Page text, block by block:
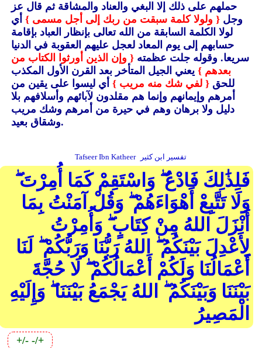
حملهم على ذلك إلا البغي والعناد والمشاقة ثم قال عز
وجل { ولولا كلمة سبقت من ربك إلى أجل مسمى }أي
لولا الكلمة السابقة من الله تعالى بإنظار العباد بإقامة
حسابهم إلى يوم المعاد لعجل عليهم العقوبة في الدنيا
سريعا.وقوله جلت عظمته { وإن الذين أورثوا الكتاب من
بعدهم }يعني الجيل المتأخر بعد القرن الأول المكذب
للحق { لفي شك منه مريب }أي ليسوا على يقين من
أمرهم وإيمانهم وإنما هم مقلدون لآبائهم وأسلافهم بلا
دليل ولا برهان وهم في حيرة من أمرهم وشك مريب
وشقاق بعيد.
Tafseer Ibn Katheer تفسير ابن كثير
فَلِذَٰلِكَ فَادْعُ ۖ وَاسْتَقِمْ كَمَا أُمِرْتَ ۖ
وَلَا تَتَّبِعْ أَهْوَاءَهُمْ ۖ وَقُلْ آمَنْتُ بِمَا
أَنْزَلَ اللهُ مِنْ كِتَابٍ ۖ وَأُمِرْتُ
لِأَعْدِلَ بَيْنَكُمُ ۖ اللهُ رَبُّنَا وَرَبُّكُمْ ۖ لَنَا
أَعْمَالُنَا وَلَكُمْ أَعْمَالُكُمْ ۖ لَا حُجَّةَ
بَيْنَنَا وَبَيْنَكُمُ ۖ اللهُ يَجْمَعُ بَيْنَنَا ۖ وَإِلَيْهِ
الْمَصِيرُ
+/- -/+